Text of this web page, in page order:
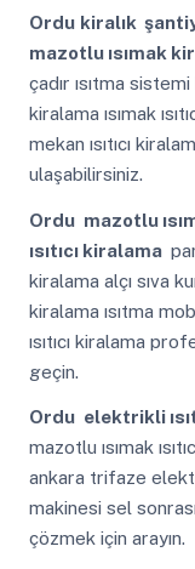
Ordu kiralık
mazotlu ısımak
çadır ısıtma
kiralama ısımak
mekan ısıtıcı
ulaşabilirsiniz.
Ordu mazotlu
ısıtıcı kiralama
kiralama alçı sıva
kiralama ısıtma
ısıtıcı kiralama
geçin.
Ordu elektrikli
mazotlu ısımak
ankara trifaze
makinesi sel
çözmek için arayın.